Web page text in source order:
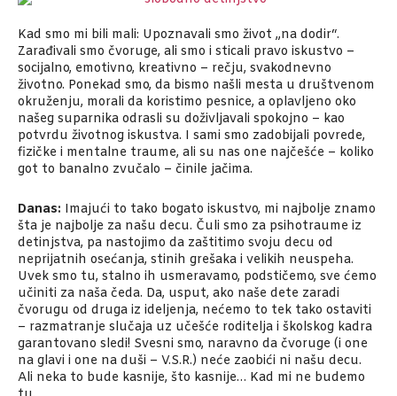
Kad smo mi bili mali: Upoznavali smo život „na dodir“.
Zarađivali smo čvoruge, ali smo i sticali pravo iskustvo –
socijalno, emotivno, kreativno – rečju, svakodnevno
životno. Ponekad smo, da bismo našli mesta u društvenom
okruženju, morali da koristimo pesnice, a oplavljeno oko
našeg suparnika odrasli su doživljavali spokojno – kao
potvrdu životnog iskustva. I sami smo zadobijali povrede,
fizičke i mentalne traume, ali su nas one najčešće – koliko
got to banalno zvučalo – činile jačima.
Danas: Imajući to tako bogato iskustvo, mi najbolje znamo
šta je najbolje za našu decu. Čuli smo za psihotraume iz
detinjstva, pa nastojimo da zaštitimo svoju decu od
neprijatnih osećanja, stinih grešaka i velikih neuspeha.
Uvek smo tu, stalno ih usmeravamo, podstičemo, sve ćemo
učiniti za naša čeda. Da, usput, ako naše dete zaradi
čvorugu od druga iz ideljenja, nećemo to tek tako ostaviti
– razmatranje slučaja uz učešće roditelja i školskog kadra
garantovano sledi! Svesni smo, naravno da čvoruge (i one
na glavi i one na duši – V.S.R.) neće zaobići ni našu decu.
Ali neka to bude kasnije, što kasnije… Kad mi ne budemo